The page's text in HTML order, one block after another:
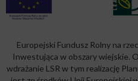
Europejski Fundusz Rolny na
Inwestująca w obszary wiejskie.
wdrażanie LSR w tym realizację